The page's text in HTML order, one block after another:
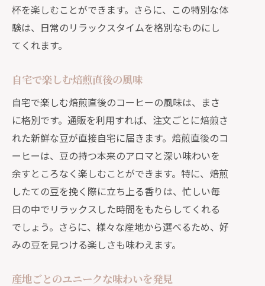
新しい味覚の発見
産地特有の風味を通販で
焙煎したての香りを自宅で楽しむ通販のす
香り高いコーヒーがもたらす癒しの時
間
自宅で楽しむプロフェッショナルな風
味
新鮮な豆を最大限に楽しむ方法
通販で手軽に焙煎したてを手に入れる
方法
香りを楽しむための工夫
日常に特別なひとときをプラス
ー
杯を楽しむことができます。さらに、この特別な体
験は、日常のリラックスタイムを格別なものにし
てくれます。
自宅で楽しむ焙煎直後の風味
自宅で楽しむ焙煎直後のコーヒーの風味は、まさ
に格別です。通販を利用すれば、注文ごとに焙煎さ
れた新鮮な豆が直接自宅に届きます。焙煎直後のコ
ーヒーは、豆の持つ本来のアロマと深い味わいを
余すところなく楽しむことができます。特に、焙煎
したての豆を挽く際に立ち上る香りは、忙しい毎
日の中でリラックスした時間をもたらしてくれる
でしょう。さらに、様々な産地から選べるため、好
みの豆を見つける楽しさも味わえます。
産地ごとのユニークな味わいを発見